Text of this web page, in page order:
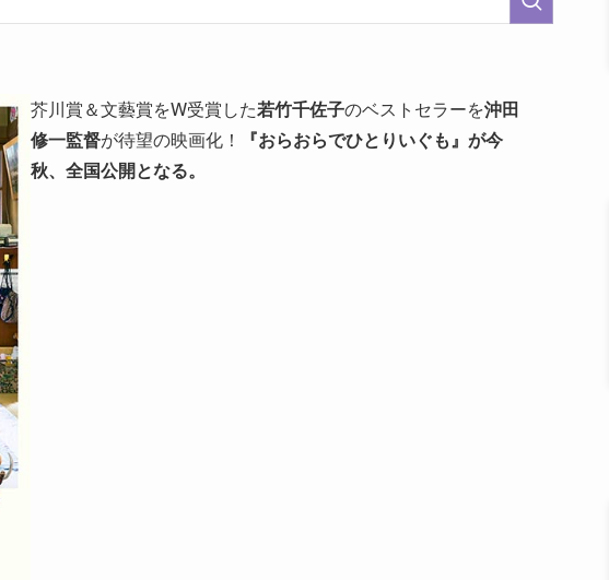
芥川賞＆文藝賞をW受賞した若竹千佐子のベストセラーを沖田
修一監督が待望の映画化！
『おらおらでひとりいぐも』が今
秋、全国公開となる。